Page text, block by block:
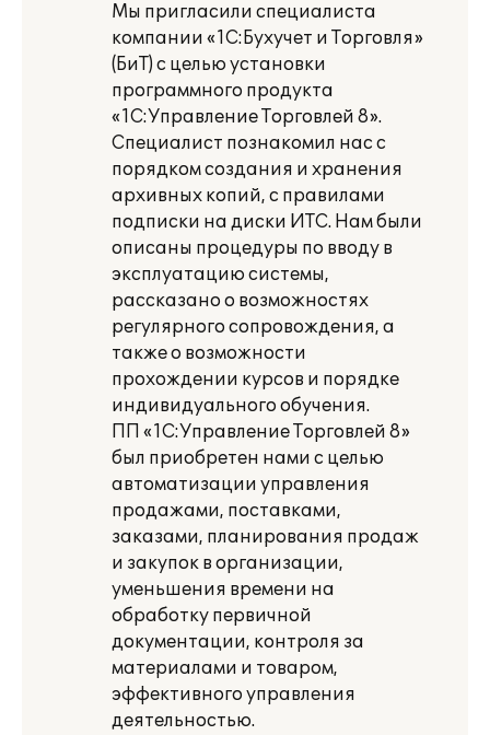
Мы пригласили специалиста
компании «1С:Бухучет и Торговля»
(БиТ) с целью установки
программного продукта
«1С:Управление Торговлей 8».
Специалист познакомил нас с
порядком создания и хранения
архивных копий, с правилами
подписки на диски ИТС. Нам были
описаны процедуры по вводу в
эксплуатацию системы,
рассказано о возможностях
регулярного сопровождения, а
также о возможности
прохождении курсов и порядке
индивидуального обучения.
ПП «1С:Управление Торговлей 8»
был приобретен нами с целью
автоматизации управления
продажами, поставками,
заказами, планирования продаж
и закупок в организации,
уменьшения времени на
обработку первичной
документации, контроля за
материалами и товаром,
эффективного управления
деятельностью.